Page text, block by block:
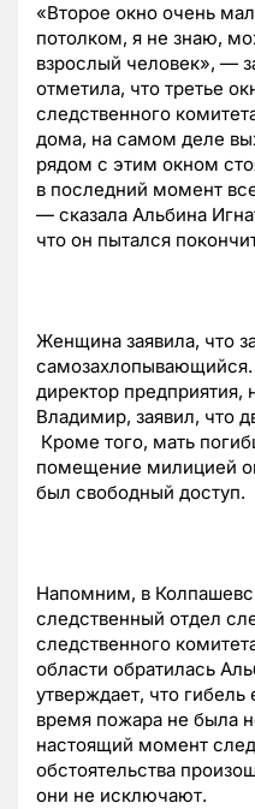
«Второе окно очень
потолком, я не знаю,
взрослый человек», —
отметила, что третье
следственного
дома, на самом деле
рядом с этим окном
в последний момент
— сказала Альбина
что он пытался
Женщина заявила, что
директор предприятия,
Владимир, заявил, что
Кроме того, мать
помещение милицией
был свободный доступ.
Напомним, в
следственный отдел
следственного
области обратилась
утверждает, что
время пожара не была
настоящий момент
обстоятельства
они не исключают.